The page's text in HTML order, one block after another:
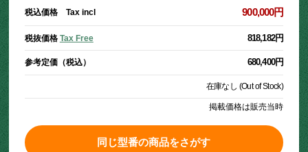
税込価格 Tax incl 900,000円
税抜価格 Tax Free 818,182円
参考定価（税込） 680,400円
在庫なし (Out of Stock)
掲載価格は販売当時
同じ型番の商品をさがす